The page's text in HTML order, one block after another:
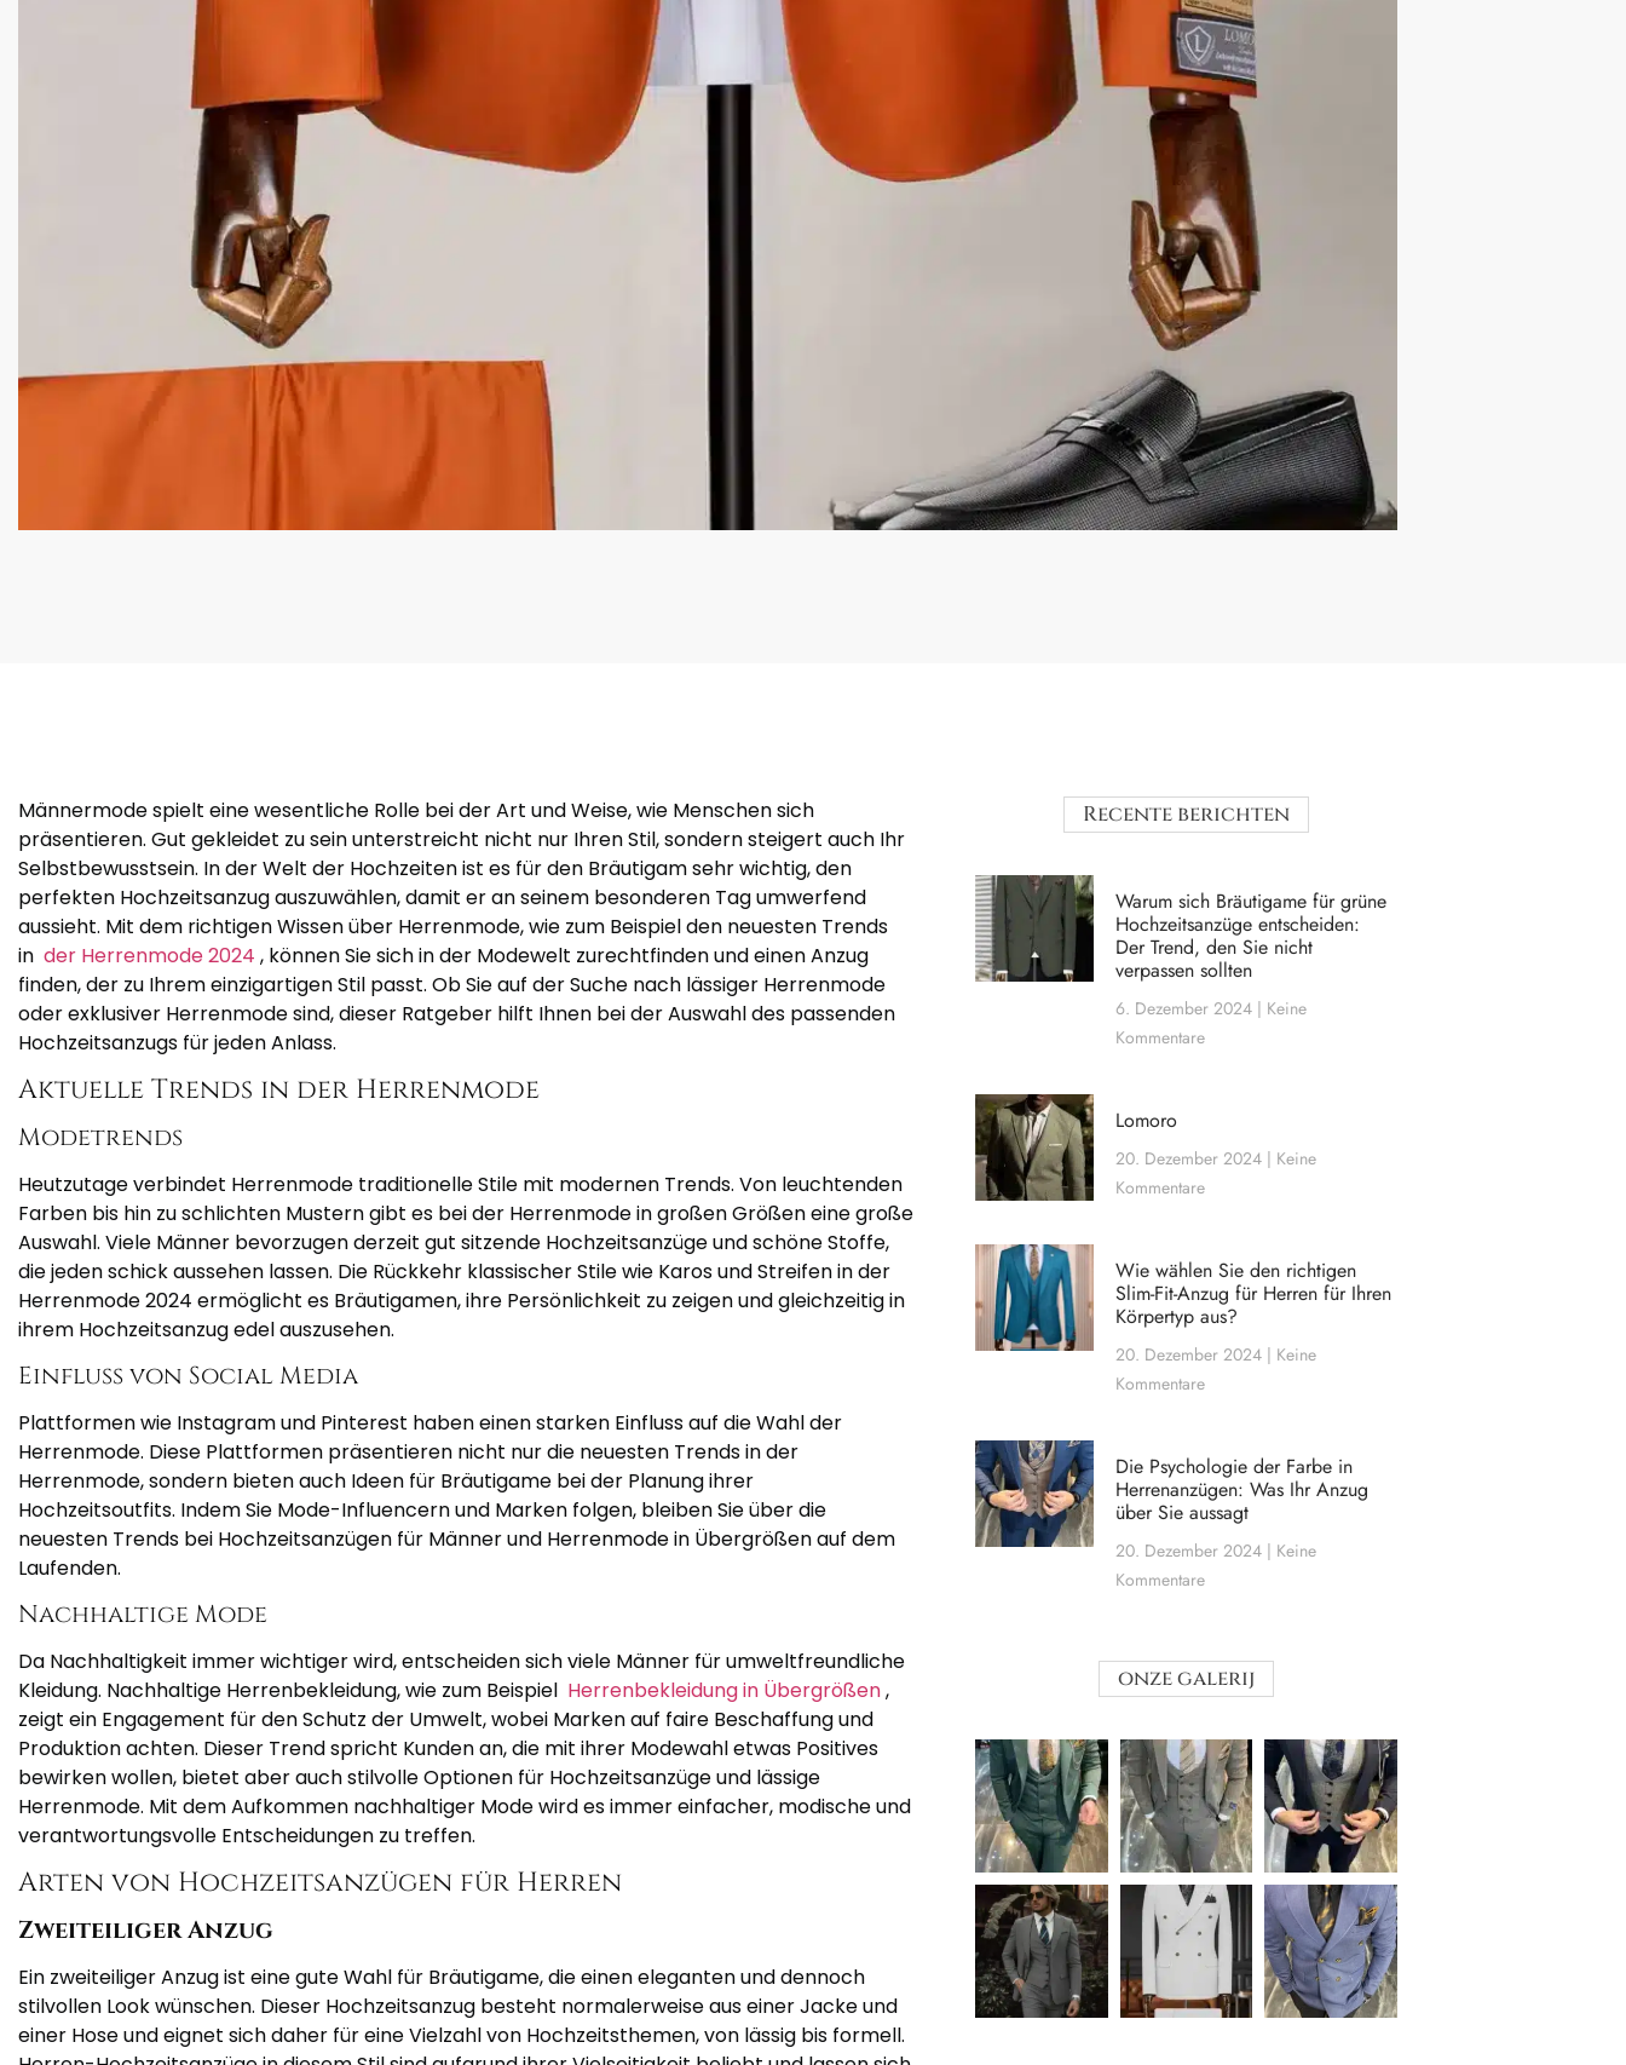
Männermode spielt eine wesentliche Rolle bei der Art und Weise, wie Menschen sich
präsentieren. Gut gekleidet zu sein unterstreicht nicht nur Ihren Stil, sondern steigert auch Ihr
Selbstbewusstsein. In der Welt der Hochzeiten ist es für den Bräutigam sehr wichtig, den
perfekten Hochzeitsanzug auszuwählen, damit er an seinem besonderen Tag umwerfend
aussieht. Mit dem richtigen Wissen über Herrenmode, wie zum Beispiel den neuesten Trends
in der Herrenmode 2024 , können Sie sich in der Modewelt zurechtfinden und einen Anzug
finden, der zu Ihrem einzigartigen Stil passt. Ob Sie auf der Suche nach lässiger Herrenmode
oder exklusiver Herrenmode sind, dieser Ratgeber hilft Ihnen bei der Auswahl des passenden
Hochzeitsanzugs für jeden Anlass.
Aktuelle Trends in der Herrenmode
Modetrends
Heutzutage verbindet Herrenmode traditionelle Stile mit modernen Trends. Von leuchtenden
Farben bis hin zu schlichten Mustern gibt es bei der Herrenmode in großen Größen eine große
Auswahl. Viele Männer bevorzugen derzeit gut sitzende Hochzeitsanzüge und schöne Stoffe,
die jeden schick aussehen lassen. Die Rückkehr klassischer Stile wie Karos und Streifen in der
Herrenmode 2024 ermöglicht es Bräutigamen, ihre Persönlichkeit zu zeigen und gleichzeitig in
ihrem Hochzeitsanzug edel auszusehen.
Einfluss von Social Media
Plattformen wie Instagram und Pinterest haben einen starken Einfluss auf die Wahl der
Herrenmode. Diese Plattformen präsentieren nicht nur die neuesten Trends in der
Herrenmode, sondern bieten auch Ideen für Bräutigame bei der Planung ihrer
Hochzeitsoutfits. Indem Sie Mode-Influencern und Marken folgen, bleiben Sie über die
neuesten Trends bei Hochzeitsanzügen für Männer und Herrenmode in Übergrößen auf dem
Laufenden.
Nachhaltige Mode
Da Nachhaltigkeit immer wichtiger wird, entscheiden sich viele Männer für umweltfreundliche
Kleidung. Nachhaltige Herrenbekleidung, wie zum Beispiel Herrenbekleidung in Übergrößen,
zeigt ein Engagement für den Schutz der Umwelt, wobei Marken auf faire Beschaffung und
Produktion achten. Dieser Trend spricht Kunden an, die mit ihrer Modewahl etwas Positives
bewirken wollen, bietet aber auch stilvolle Optionen für Hochzeitsanzüge und lässige
Herrenmode. Mit dem Aufkommen nachhaltiger Mode wird es immer einfacher, modische und
verantwortungsvolle Entscheidungen zu treffen.
Arten von Hochzeitsanzügen für Herren
Zweiteiliger Anzug
Ein zweiteiliger Anzug ist eine gute Wahl für Bräutigame, die einen eleganten und dennoch
stilvollen Look wünschen. Dieser Hochzeitsanzug besteht normalerweise aus einer Jacke und
einer Hose und eignet sich daher für eine Vielzahl von Hochzeitsthemen, von lässig bis formell.
Recente berichten
Warum sich Bräutigame für grüne
Hochzeitsanzüge entscheiden:
Der Trend, den Sie nicht
verpassen sollten
6. Dezember 2024
Keine
Kommentare
Lomoro
20. Dezember 2024
Keine
Kommentare
Wie wählen Sie den richtigen
Slim-Fit-Anzug für Herren für Ihren
Körpertyp aus?
20. Dezember 2024
Keine
Kommentare
Die Psychologie der Farbe in
Herrenanzügen: Was Ihr Anzug
über Sie aussagt
20. Dezember 2024
Keine
Kommentare
onze galerij